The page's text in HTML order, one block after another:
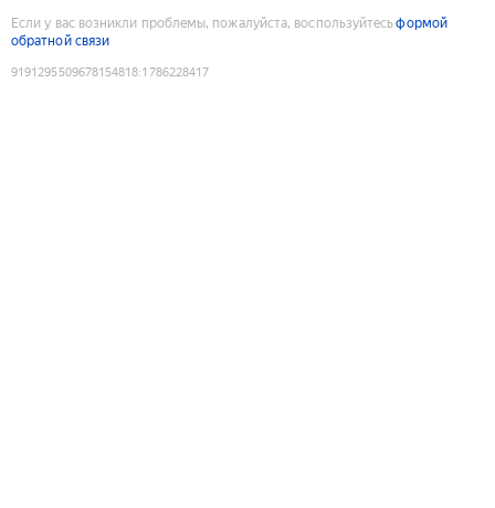
Если у вас возникли проблемы, пожалуйста, воспользуйтесьформой
обратной связи
9191295509678154818:1786228417